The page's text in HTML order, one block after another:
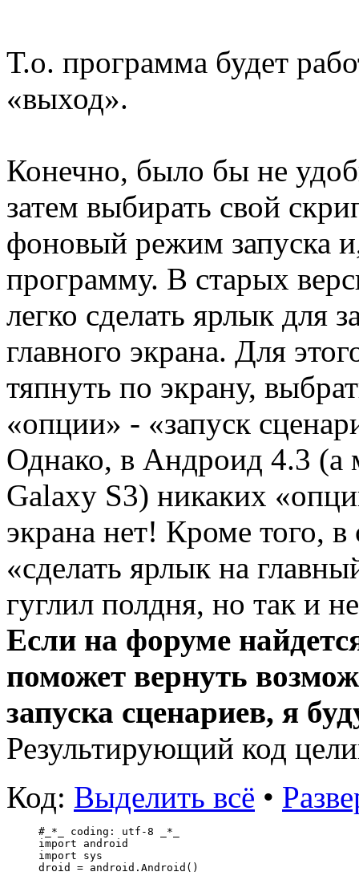
Т.о. программа будет
«выход».
Конечно, было бы не
затем выбирать свой
фоновый режим запуска
программу. В старых
легко сделать ярлык для
главного экрана. Для
тяпнуть по экрану,
«опции» - «запуск
Однако, в Андроид 4.3 (а
Galaxy S3) никаких
экрана нет! Кроме того,
«сделать ярлык на
гуглил полдня, но так и
Если на форуме
поможет вернуть
запуска сценариев, я
Результирующий код
Код: Выделить всё •
#_*_ coding: utf-8 _*_
import android
import sys
droid = android.Android()